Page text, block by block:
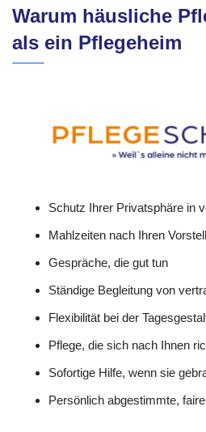
Warum häusliche
als ein Pflegeheim
Schutz Ihrer Privatsphäre in
Mahlzeiten nach Ihren
Gespräche, die gut tun
Ständige Begleitung von
Flexibilität bei der
Pflege, die sich nach Ihnen
Sofortige Hilfe, wenn sie
Persönlich abgestimmte,